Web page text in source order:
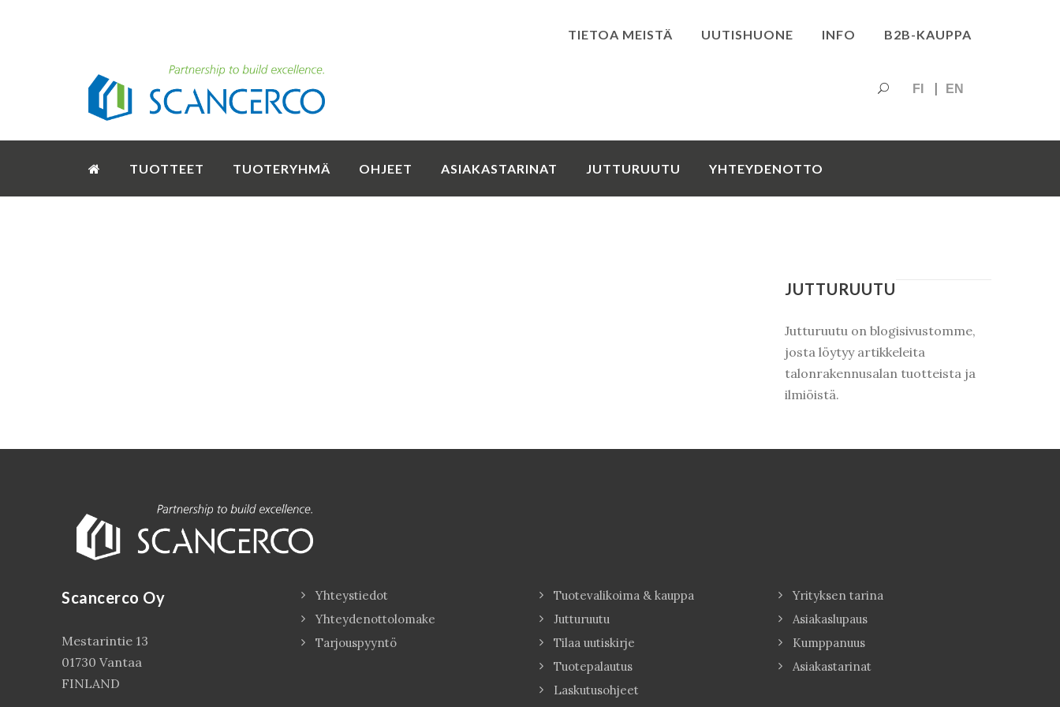
TIETOA MEISTÄ UUTISHUONE INFO B2B-KAUPPA
FI EN
TUOTTEET TUOTERYHMÄ OHJEET ASIAKASTARINAT JUTTURUUTU YHTEYDENOTTO
JUTTURUUTU
Jutturuutu on blogisivustomme,
josta löytyy artikkeleita
talonrakennusalan tuotteista ja
ilmiöistä.
Scancerco Oy
Mestarintie 13
01730 Vantaa
FINLAND
Yhteystiedot
Yhteydenottolomake
Tarjouspyyntö
Tuotevalikoima & kauppa
Jutturuutu
Tilaa uutiskirje
Tuotepalautus
Laskutusohjeet
Yrityksen tarina
Asiakaslupaus
Kumppanuus
Asiakastarinat